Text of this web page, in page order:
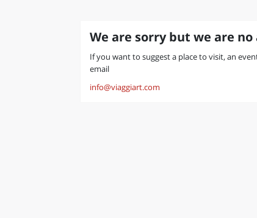
We are sorry but we are
If you want to suggest a place to visit, an
email
info@viaggiart.com